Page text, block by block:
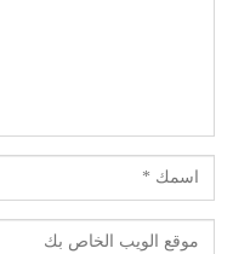
بموته، حينما أطعمها
التي تعبّر عن
المسلمون، وتقدَّم فيه
الحضاري الذي نأمل أن